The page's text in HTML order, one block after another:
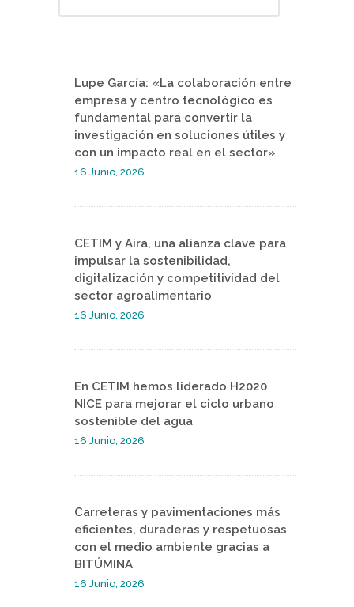
Lupe García: «La colaboración entre
empresa y centro tecnológico es
fundamental para convertir la
investigación en soluciones útiles y
con un impacto real en el sector»
16 Junio, 2026
CETIM y Aira, una alianza clave para
impulsar la sostenibilidad,
digitalización y competitividad del
sector agroalimentario
16 Junio, 2026
En CETIM hemos liderado H2020
NICE para mejorar el ciclo urbano
sostenible del agua
16 Junio, 2026
Carreteras y pavimentaciones más
eficientes, duraderas y respetuosas
con el medio ambiente gracias a
BITÚMINA
16 Junio, 2026